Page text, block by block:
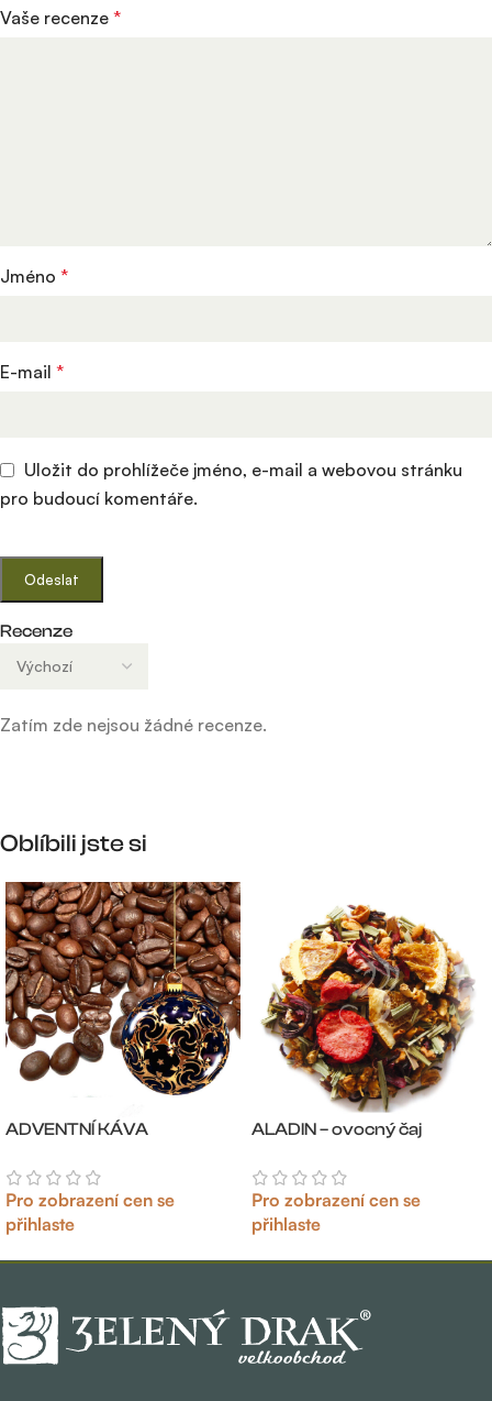
Recenze
Zatím zde nejsou žádné recenze.
Vaše recenze *
Jméno *
E-mail *
Uložit do prohlížeče jméno, e-mail a webovou stránku
pro budoucí komentáře.
Oblíbili jste si
ADVENTNÍ KÁVA
Pro zobrazení cen se
přihlaste
ALADIN – ovocný čaj
Pro zobrazení cen se
přihlaste